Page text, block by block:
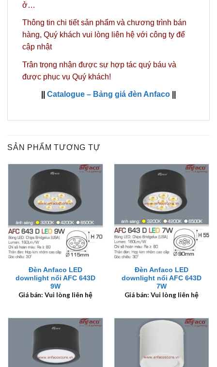
ở…
Thông tin chi tiết sản phẩm và chương trình bán
hàng, Quý khách vui lòng liên hệ với công ty để
cập nhật
Trân trọng nhận được sự hợp tác quý báu và
được phục vụ Quý khách!
Catalogue – Bảng giá đèn Anfaco
SẢN PHẨM TƯƠNG TỰ
Đèn Anfaco LED
downlight nổi AFC 643D
9W
Giá bán: Vui lòng liên hệ
Đèn Anfaco LED
downlight nổi AFC 643D
7W
Giá bán: Vui lòng liên hệ